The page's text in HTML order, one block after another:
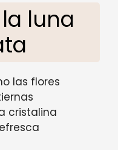
luna
las flores
cristalina